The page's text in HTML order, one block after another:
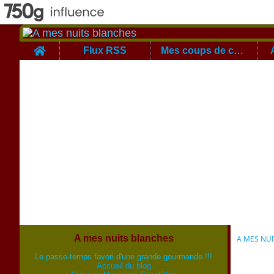
Home Flux RSS Mes coups de coeur
A mes nuits blanches
Le passe-temps favori d'une grande gourmande !!!
Accueil du blog
A MES